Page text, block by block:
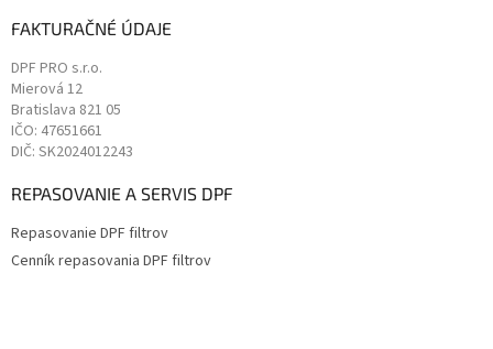
FAKTURAČNÉ ÚDAJE
DPF PRO s.r.o.
Mierová 12
Bratislava 821 05
IČO: 47651661
DIČ: SK2024012243
REPASOVANIE A SERVIS DPF
Repasovanie DPF filtrov
Cenník repasovania DPF filtrov